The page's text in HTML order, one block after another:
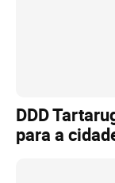
DDD
para a